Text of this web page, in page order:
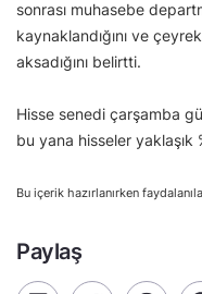
sonrası muhasebe
kaynaklandığını ve
aksadığını belirtti.
Hisse senedi çarşamba
bu yana hisseler
Bu içerik hazırlanırken
Paylaş